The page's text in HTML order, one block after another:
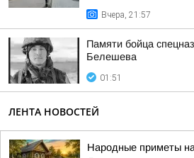
Вчера, 21:57
Памяти бойца
Белешева
01:51
ЛЕНТА НОВОСТЕЙ
Hapoдныe пpимeты